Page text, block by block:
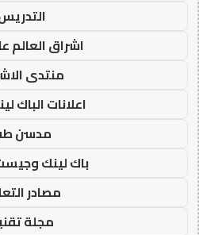
اشراق العالم
منتدى
اعلانات الباك لينك
مدسن
باك لينك
مصادر
مجلة